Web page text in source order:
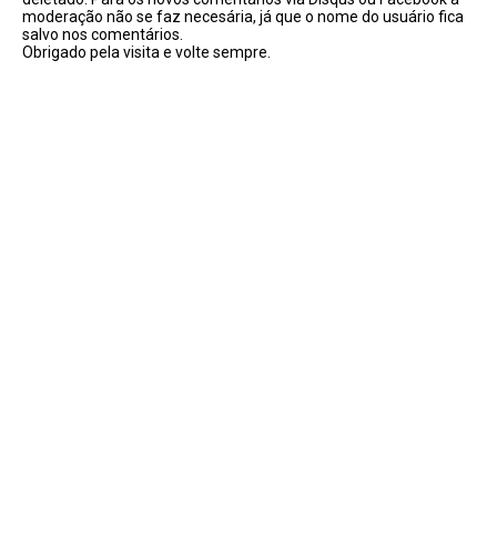
moderação não se faz necesária, já que o nome do usuário fica
salvo nos comentários.
Obrigado pela visita e volte sempre.